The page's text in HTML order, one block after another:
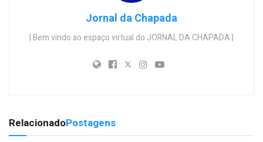
Jornal da Chapada
| Bem vindo ao espaço virtual do JORNAL DA CHAPADA |
RelacionadoPostagens